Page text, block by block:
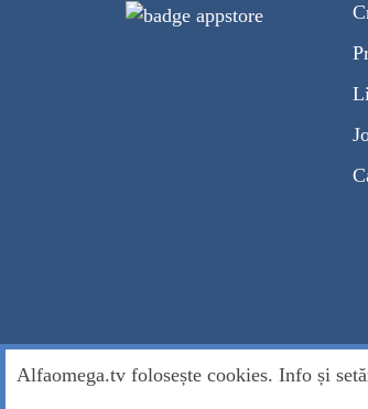
Alfaomega.tv folosește cookies. Info și